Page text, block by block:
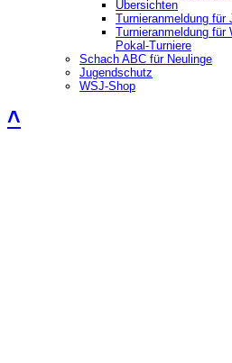
Übersichten
Turnieranmeldung für
Turnieranmeldung für
Pokal-Turniere
Schach ABC für Neulinge
Jugendschutz
WSJ-Shop
˄